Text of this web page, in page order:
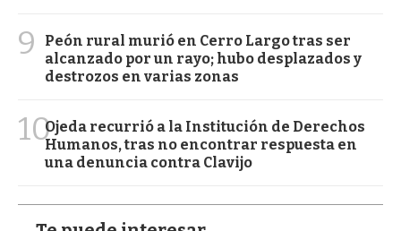
9
Peón rural murió en Cerro Largo tras ser
alcanzado por un rayo; hubo desplazados y
destrozos en varias zonas
10Ojeda recurrió a la Institución de Derechos
Humanos, tras no encontrar respuesta en
una denuncia contra Clavijo